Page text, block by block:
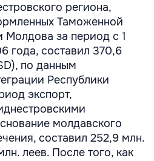
региона,
Таможенной
Молдова за период с 1
года, составил 370,6
по данным
Республики
экспорт,
молдавского
составил 252,9 млн.
леев. После того, как